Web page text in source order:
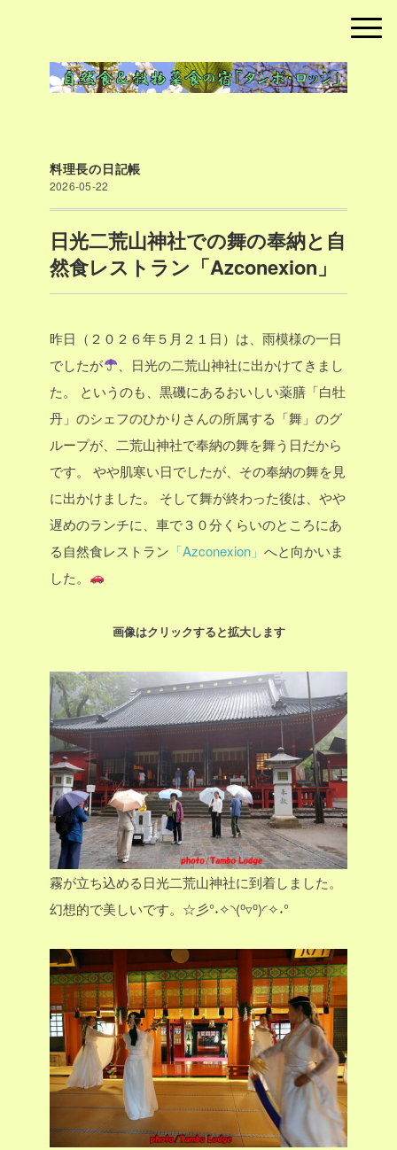
料理長の日記帳
2026-05-22
日光二荒山神社での舞の奉納と自
然食レストラン「Azconexion」
昨日（２０２６年５月２１日）は、雨模様の一日
でしたが
、日光の二荒山神社に出かけてきまし
た。
というのも、黒磯にあるおいしい薬膳「白牡
丹」のシェフのひかりさんの所属する「舞」のグ
ループが、二荒山神社で奉納の舞を舞う日だから
です。
やや肌寒い日でしたが、その奉納の舞を見
に出かけました。
そして舞が終わった後は、やや
遅めのランチに、車で３０分くらいのところにあ
る自然食レストラン 「Azconexion」 へと向かいま
した。
画像はクリックすると拡大します
霧が立ち込める日光二荒山神社に到着しました。
幻想的で美しいです。☆彡°˖✧◝(⁰▿⁰)◜✧˖°